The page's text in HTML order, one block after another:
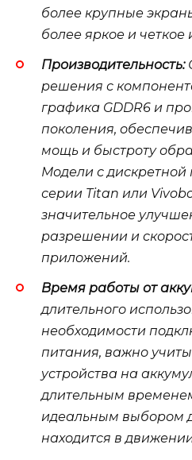
более крупные
более яркое и
Производительность:
решения с
графика GDDR6 и
поколения,
мощь и быстроту
Модели с дискретной
серии Titan или
значительное
разрешении и
приложений.
Время работы от
длительного
необходимости
питания, важно
устройства на
длительным
идеальным выбором
находится в